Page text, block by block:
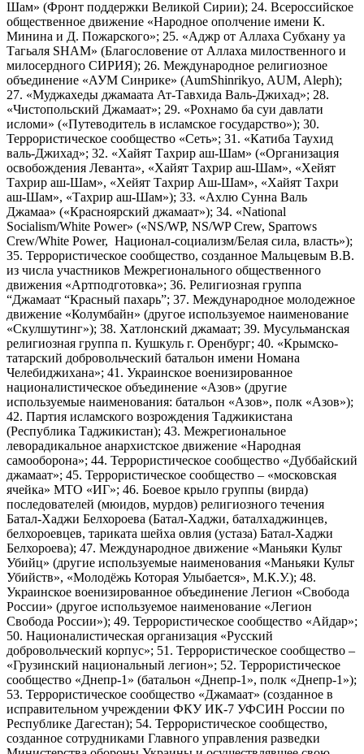
Шам» (Фронт поддержки Великой Сирии); 24. Всероссийское
общественное движение «Народное ополчение имени К.
Минина и Д. Пожарского»; 25. «Аджр от Аллаха Субхану уа
Тагьаля SHAM» (Благословение от Аллаха милоственного и
милосердного СИРИЯ); 26. Международное религиозное
объединение «АУМ Синрике» (AumShinrikyo, AUM, Aleph);
27. «Муджахеды джамаата Ат-Тавхида Валь-Джихад»; 28.
«Чистопольский Джамаат»; 29. «Рохнамо ба суи давлати
исломи» («Путеводитель в исламское государство»); 30.
Террористическое сообщество «Сеть»; 31. «Катиба Таухид
валь-Джихад»; 32. «Хайят Тахрир аш-Шам» («Организация
освобождения Леванта», «Хайят Тахрир аш-Шам», «Хейят
Тахрир аш-Шам», «Хейят Тахрир Аш-Шам», «Хайят Тахри
аш-Шам», «Тахрир аш-Шам»); 33. «Ахлю Сунна Валь
Джамаа» («Красноярский джамаат»); 34. «National
Socialism/White Power» («NS/WP, NS/WP Crew, Sparrows
Crew/White Power, Национал-социализм/Белая сила, власть»);
35. Террористическое сообщество, созданное Мальцевым В.В.
из числа участников Межрегионального общественного
движения «Артподготовка»; 36. Религиозная группа
“Джамаат “Красный пахарь”; 37. Международное молодежное
движение «Колумбайн» (другое используемое наименование
«Скулшутинг»); 38. Хатлонский джамаат; 39. Мусульманская
религиозная группа п. Кушкуль г. Оренбург; 40. «Крымско-
татарский добровольческий батальон имени Номана
Челебиджихана»; 41. Украинское военизированное
националистическое объединение «Азов» (другие
используемые наименования: батальон «Азов», полк «Азов»);
42. Партия исламского возрождения Таджикистана
(Республика Таджикистан); 43. Межрегиональное
леворадикальное анархистское движение «Народная
самооборона»; 44. Террористическое сообщество «Дуббайский
джамаат»; 45. Террористическое сообщество – «московская
ячейка» МТО «ИГ»; 46. Боевое крыло группы (вирда)
последователей (мюидов, мурдов) религиозного течения
Батал-Хаджи Белхороева (Батал-Хаджи, баталхаджинцев,
белхороевцев, тариката шейха овлия (устаза) Батал-Хаджи
Белхороева); 47. Международное движение «Маньяки Культ
Убийц» (другие используемые наименования «Маньяки Культ
Убийств», «Молодёжь Которая Улыбается», М.К.У.); 48.
Украинское военизированное объединение Легион «Свобода
России» (другое используемое наименование «Легион
Свобода России»); 49. Террористическое сообщество «Айдар»;
50. Националистическая организация «Русский
добровольческий корпус»; 51. Террористическое сообщество –
«Грузинский национальный легион»; 52. Террористическое
сообщество «Днепр-1» (батальон «Днепр-1», полк «Днепр-1»);
53. Террористическое сообщество «Джамаат» (созданное в
исправительном учреждении ФКУ ИК-7 УФСИН России по
Республике Дагестан); 54. Террористическое сообщество,
созданное сотрудниками Главного управления разведки